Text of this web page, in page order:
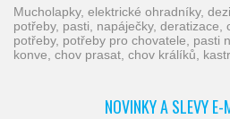
mucholapky, elektrické ohradníky, dezinfekce, chovatelské
potřeby, pasti, napáječky, deratizace,
potřeby, potřeby pro chovatele, pasti
konve, chov prasat, chov králíků,
NOVINKY A SLEVY